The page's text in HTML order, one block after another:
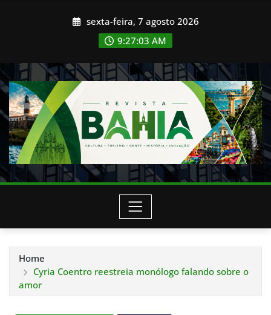
sexta-feira, 7 agosto 2026
9:27:05 AM
Home
Cyria Coentro reestreia monólogo falando sobre o
amor